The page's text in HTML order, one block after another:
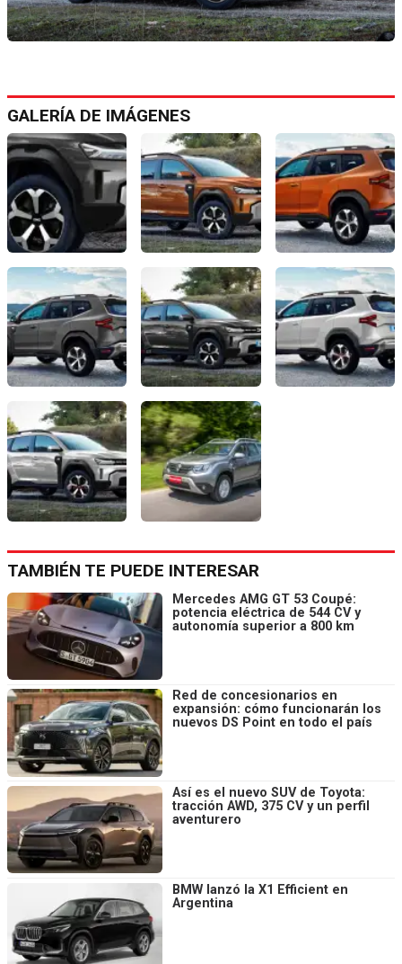
GALERÍA DE IMÁGENES
TAMBIÉN TE PUEDE INTERESAR
Mercedes AMG GT 53 Coupé:
potencia eléctrica de 544 CV y
autonomía superior a 800 km
Red de concesionarios en
expansión: cómo funcionarán los
nuevos DS Point en todo el país
Así es el nuevo SUV de Toyota:
tracción AWD, 375 CV y un perfil
aventurero
BMW lanzó la X1 Efficient en
Argentina